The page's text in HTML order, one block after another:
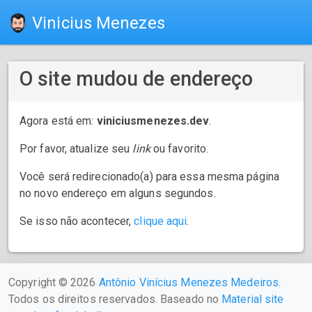
Vinicius Menezes
O site mudou de endereço
Agora está em: viniciusmenezes.dev.
Por favor, atualize seu linkou favorito.
Você será redirecionado(a) para essa mesma página
no novo endereço em alguns segundos.
Se isso não acontecer,clique aqui.
Copyright © 2026 Antônio Vinícius Menezes Medeiros.
Todos os direitos reservados. Baseado no Material site